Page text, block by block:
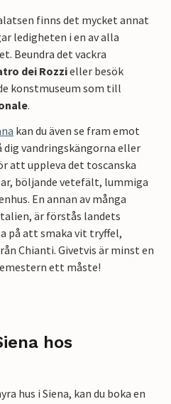
finns det mycket annat
ledigheten i en av alla
Beundra det vackra
dei Rozzieller besök
konstmuseum som till
.
kan du även se fram emot
dig vandringskängorna eller
att uppleva det toscanska
böljande vetefält, lummiga
En annan av många
är förstås landets
på att smaka vit tryffel,
Chianti. Givetvis är minst en
ett måste!
hos
hus i Siena, kan du boka en